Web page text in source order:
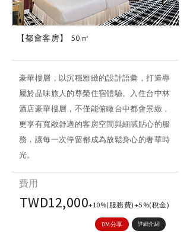
50㎡
【都會客房】
豪華樓層，以沉穩雅緻的設計語彙，打造專
屬於品味旅人的尊榮住宿體驗。入住台中林
酒店豪華樓層，不僅能俯瞰台中都會景緻，
更享有寬敞舒適的客房空間與細膩貼心的服
務，讓每一次停留都成為放鬆身心的奢華時
光。
​費用
TWD12,000+10%(服務費)+5%(稅金)
DM分享 詳細介紹